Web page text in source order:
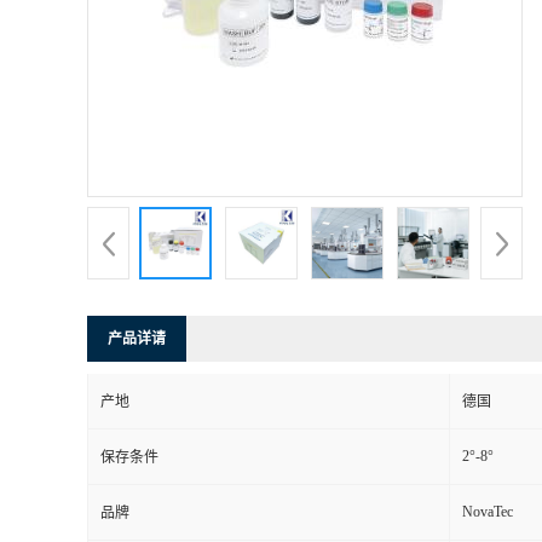
产品详请
产地 德国
保存条件 2°-8°
品牌 NovaTec